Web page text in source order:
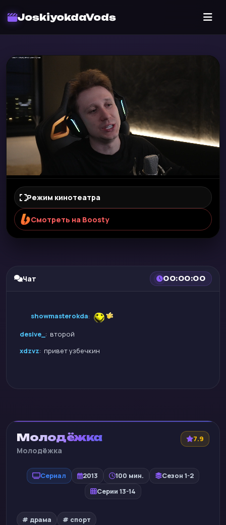
JoskiyokdaVods
Режим кинотеатра
Смотреть на Boosty
Чат 00:00:00
showmasterokda:
desive_ : второй
xdzvz: привет узбечкин
Молодёжка
Молодёжка
7.9
Сериал 2013 100 мин.
Сезон 1-2
Серии 13-14
# драма # спорт